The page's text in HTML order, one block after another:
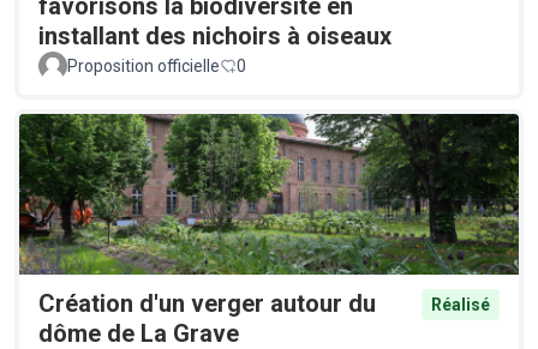
favorisons la biodiversité en
installant des nichoirs à oiseaux
Proposition officielle 0
Création d'un verger autour du
dôme de La Grave
Réalisé